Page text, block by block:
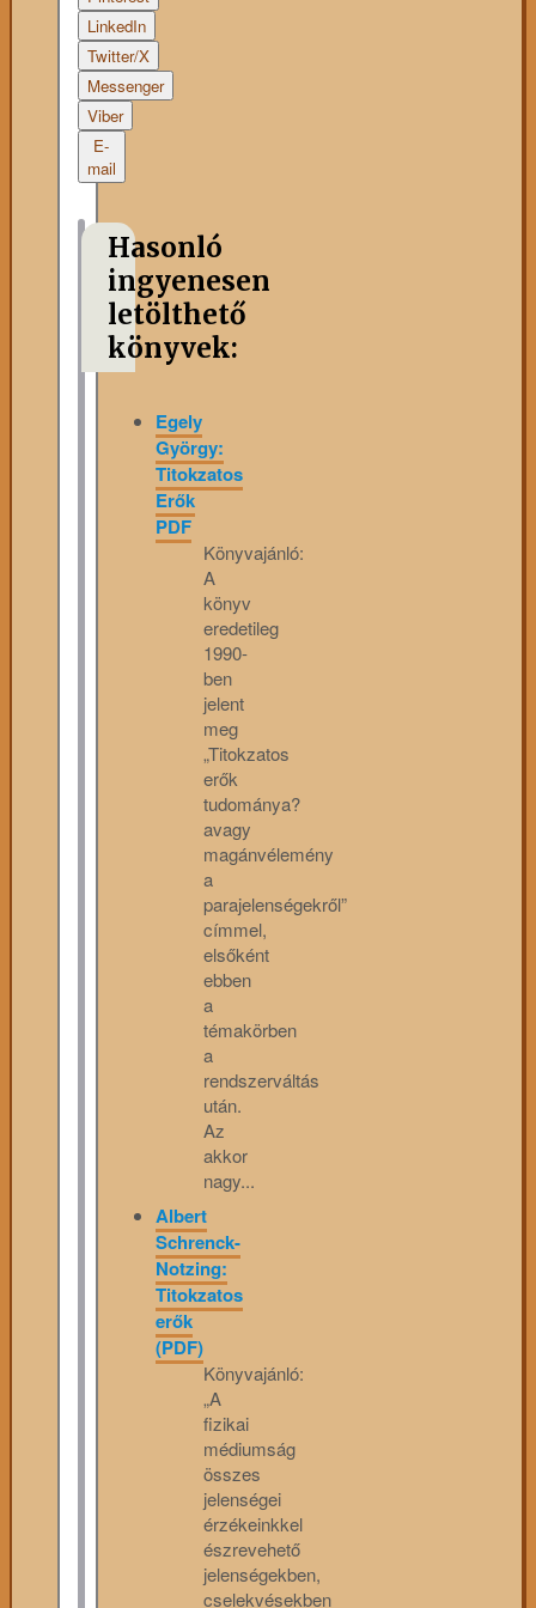
LinkedIn
Twitter/X
Messenger
Viber
E-
mail
Hasonló
ingyenesen
letölthető
könyvek:
Egely
György:
Titokzatos
Erők
PDF
Könyvajánló:
A
könyv
eredetileg
1990-
ben
jelent
meg
„Titokzatos
erők
tudománya?
avagy
magánvélemény
a
parajelenségekről”
címmel,
elsőként
ebben
a
témakörben
a
rendszerváltás
után.
Az
akkor
nagy...
Albert
Schrenck-
Notzing:
Titokzatos
erők
(PDF)
Könyvajánló:
„A
fizikai
médiumság
összes
jelenségei
érzékeinkkel
észrevehető
jelenségekben,
cselekvésekben